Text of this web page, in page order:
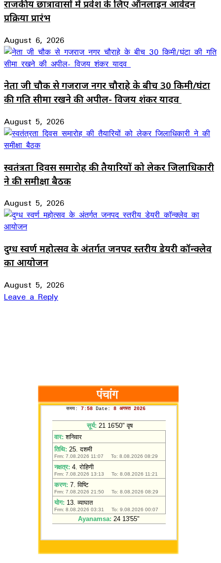
राजकीय छात्रावासों में प्रवेश के लिए ऑनलाइन आवेदन
प्रक्रिया प्रारंभ
August 6, 2026
नेता जी चौक से गजराज नगर चौराहे के बीच 30 किमी/घंटा
की गति सीमा रखने की अपील- विजय शंकर यादव
August 5, 2026
स्वतंत्रता दिवस समारोह की तैयारियों को लेकर जिलाधिकारी
ने की समीक्षा बैठक
August 5, 2026
दुग्ध स्वर्ण महोत्सव के अंतर्गत जनपद स्तरीय डेयरी कॉन्क्लेव
का आयोजन
August 5, 2026
Leave a Reply